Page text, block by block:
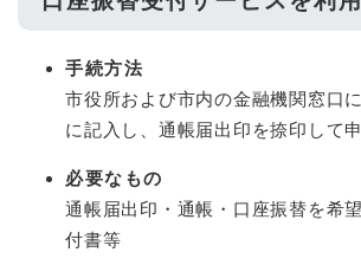
手続方法
市役所および市内の金融機関窓口
に記入し、通帳届出印を捺印して申
必要なもの
通帳届出印・通帳・口座振替を希
付書等